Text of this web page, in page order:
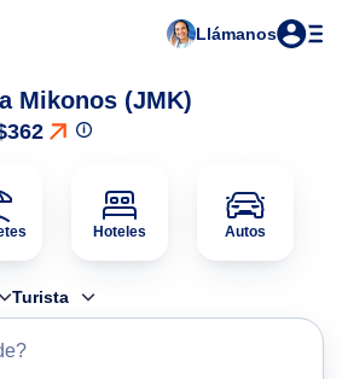
Llámanos
Mikonos (JMK)
Hoteles Autos
Turista